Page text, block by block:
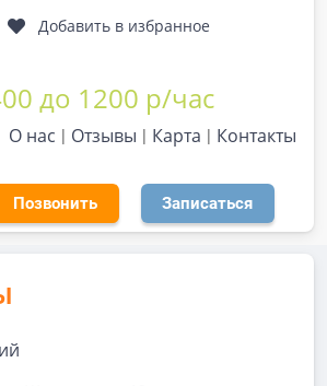
Добавить в избранное
до 1200 р/час
О нас Отзывы Карта Контакты
Позвонить Записаться